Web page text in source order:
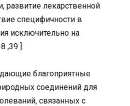
развитие лекарственной
специфичности в
исключительно на
,39 ].
благоприятные
соединений для
связанных с